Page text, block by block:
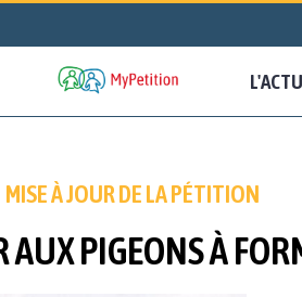
MISE À JOUR DE LA PÉTITION
AUX PIGEONS À